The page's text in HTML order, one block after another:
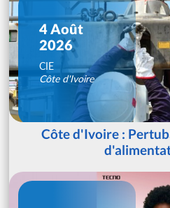
4 Août
2026
CIE
Côte d'Ivoire
Côte d'Ivoire :